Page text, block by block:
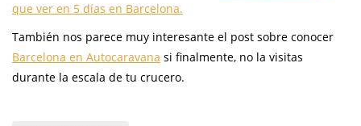
que ver en 5 días en Barcelona.
También nos parece muy interesante el post sobre conocer
Barcelona en Autocaravana si finalmente, no la visitas
durante la escala de tu crucero.